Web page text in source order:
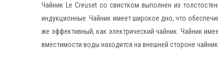
Чайник Le Creuset со свистком выполнен из
индукционные. Чайник имеет широкое дно, что
же эффективный, как электрический чайник. Чайник
вместимости воды находится на внешней стороне